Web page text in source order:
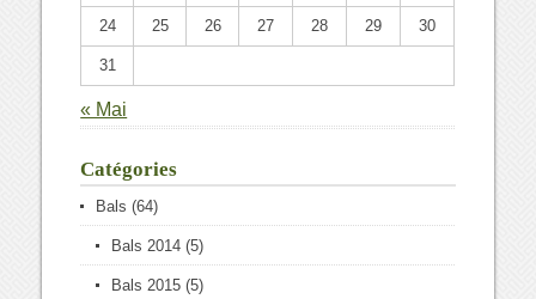
24 25 26 27 28 29 30
31
« Mai
Catégories
Bals (64)
Bals 2014 (5)
Bals 2015 (5)